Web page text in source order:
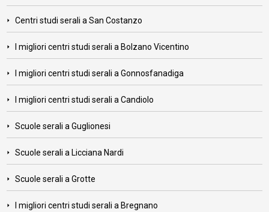
Centri studi serali a San Costanzo
I migliori centri studi serali a Bolzano Vicentino
I migliori centri studi serali a Gonnosfanadiga
I migliori centri studi serali a Candiolo
Scuole serali a Guglionesi
Scuole serali a Licciana Nardi
Scuole serali a Grotte
I migliori centri studi serali a Bregnano